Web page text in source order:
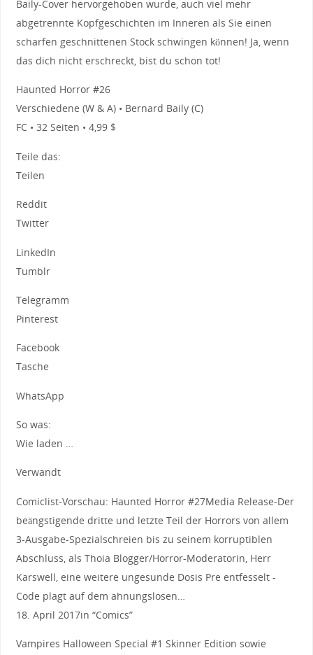
Baily-Cover hervorgehoben wurde, auch viel mehr
abgetrennte Kopfgeschichten im Inneren als Sie einen
scharfen geschnittenen Stock schwingen können! Ja, wenn
das dich nicht erschreckt, bist du schon tot!
Haunted Horror #26
Verschiedene (W & A) • Bernard Baily (C)
FC • 32 Seiten • 4,99 $
Teile das:
Teilen
Reddit
Twitter
LinkedIn
Tumblr
Telegramm
Pinterest
Facebook
Tasche
WhatsApp
So was:
Wie laden …
Verwandt
Comiclist-Vorschau: Haunted Horror #27Media Release-Der
beängstigende dritte und letzte Teil der Horrors von allem
3-Ausgabe-Spezialschreien bis zu seinem korruptiblen
Abschluss, als Thoia Blogger/Horror-Moderatorin, Herr
Karswell, eine weitere ungesunde Dosis Pre entfesselt -
Code plagt auf dem ahnungslosen…
18. April 2017in “Comics”
Vampires Halloween Special #1 Skinner Edition sowie